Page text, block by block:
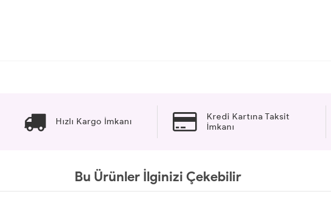
Hızlı Kargo İmkanı
Kredi Kartına Taksit
İmkanı
Bu Ürünler İlginizi Çekebilir